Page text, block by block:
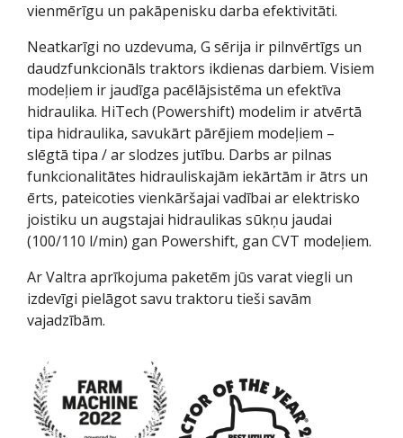
vienmērīgu un pakāpenisku darba efektivitāti.
Neatkarīgi no uzdevuma, G sērija ir pilnvērtīgs un
daudzfunkcionāls traktors ikdienas darbiem. Visiem
modeļiem ir jaudīga pacēlājsistēma un efektīva
hidraulika. HiTech (Powershift) modelim ir atvērtā
tipa hidraulika, savukārt pārējiem modeļiem –
slēgtā tipa / ar slodzes jutību. Darbs ar pilnas
funkcionalitātes hidrauliskajām iekārtām ir ātrs un
ērts, pateicoties vienkāršajai vadībai ar elektrisko
joistiku un augstajai hidraulikas sūkņu jaudai
(100/110 l/min) gan Powershift, gan CVT modeļiem.
Ar Valtra aprīkojuma paketēm jūs varat viegli un
izdevīgi pielāgot savu traktoru tieši savām
vajadzībām.